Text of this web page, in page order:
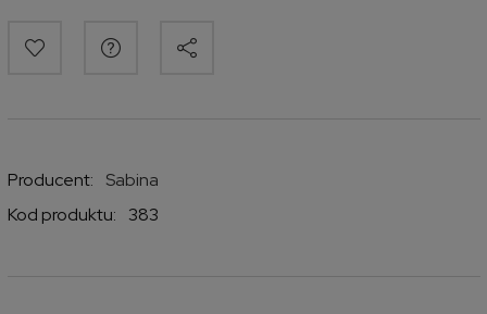
Producent:
Sabina
Kod produktu:
383